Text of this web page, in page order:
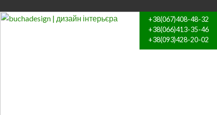
+38(067)408-48-32
+38(066)413-35-46
+38(093)428-20-02